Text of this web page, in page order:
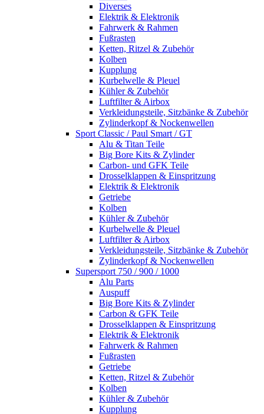
Diverses
Elektrik & Elektronik
Fahrwerk & Rahmen
Fußrasten
Ketten, Ritzel & Zubehör
Kolben
Kupplung
Kurbelwelle & Pleuel
Kühler & Zubehör
Luftfilter & Airbox
Verkleidungsteile, Sitzbänke & Zubehör
Zylinderkopf & Nockenwellen
Sport Classic / Paul Smart / GT
Alu & Titan Teile
Big Bore Kits & Zylinder
Carbon- und GFK Teile
Drosselklappen & Einspritzung
Elektrik & Elektronik
Getriebe
Kolben
Kühler & Zubehör
Kurbelwelle & Pleuel
Luftfilter & Airbox
Verkleidungsteile, Sitzbänke & Zubehör
Zylinderkopf & Nockenwellen
Supersport 750 / 900 / 1000
Alu Parts
Auspuff
Big Bore Kits & Zylinder
Carbon & GFK Teile
Drosselklappen & Einspritzung
Elektrik & Elektronik
Fahrwerk & Rahmen
Fußrasten
Getriebe
Ketten, Ritzel & Zubehör
Kolben
Kühler & Zubehör
Kupplung